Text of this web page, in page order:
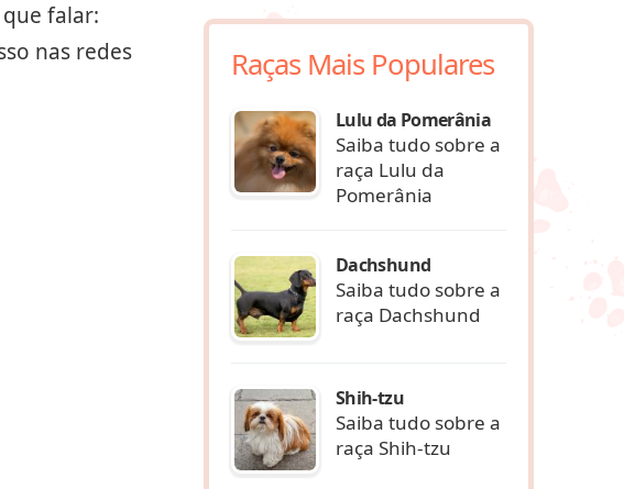
falar:
nas redes
Raças Mais Populares
Lulu da Pomerânia
Saiba tudo sobre a
raça Lulu da
Pomerânia
Dachshund
Saiba tudo sobre a
raça Dachshund
Shih-tzu
Saiba tudo sobre a
raça Shih-tzu